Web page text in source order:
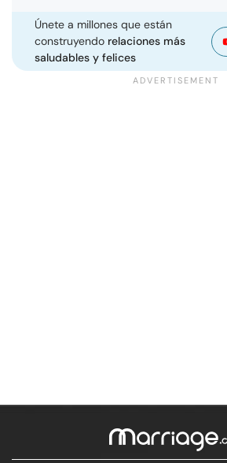
Únete a millones que están
construyendo relaciones más
saludables y felices